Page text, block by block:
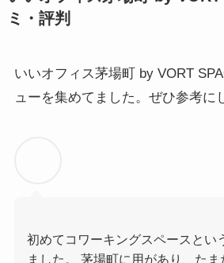
ミ・評判
いいオフィス茅場町 by VORT
ューを集めてました。ぜひ参考に
初めてコワーキングスペースとい
ました。 茅場町に用があり、た